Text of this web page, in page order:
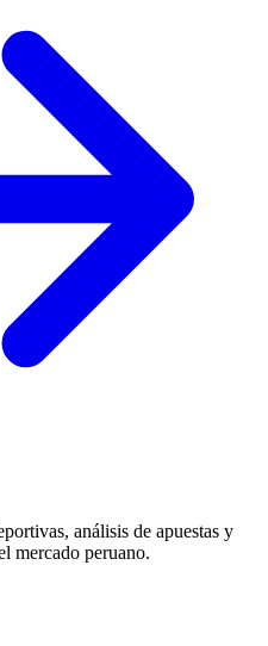
análisis de apuestas y
mercado peruano.